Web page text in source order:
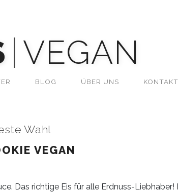
VEGAN
BLOG ÜBER UNS KONTAKT
Wahl
VEGAN
Das richtige Eis für alle Erdnuss-Liebhaber!